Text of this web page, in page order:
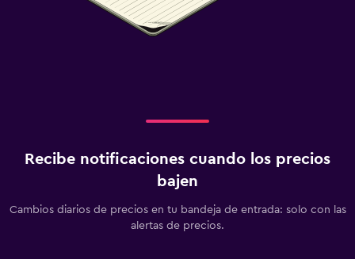
Recibe notificaciones cuando los precios
bajen
Cambios diarios de precios en tu bandeja de entrada: solo con las
alertas de precios.